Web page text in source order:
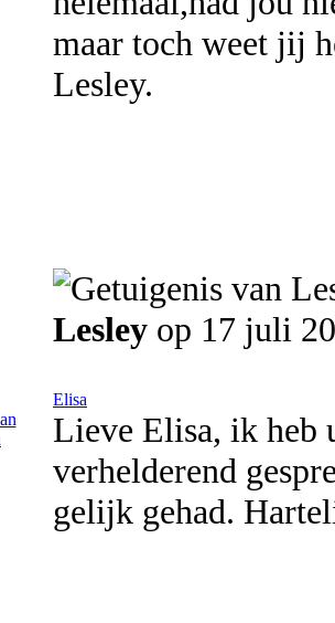
maar toch weet jij
Lesley.
Lesley op 17 juli
Elisa
Lieve Elisa, ik heb
verhelderend
gelijk gehad.